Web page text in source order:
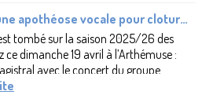
BLOOM : une apothéose vocale pour cloturer la saison
tombé sur la saison 2025/26 des
ce dimanche 19 avril à l’Arthémuse :
avec le concert du groupe
par les voix de Mélina...